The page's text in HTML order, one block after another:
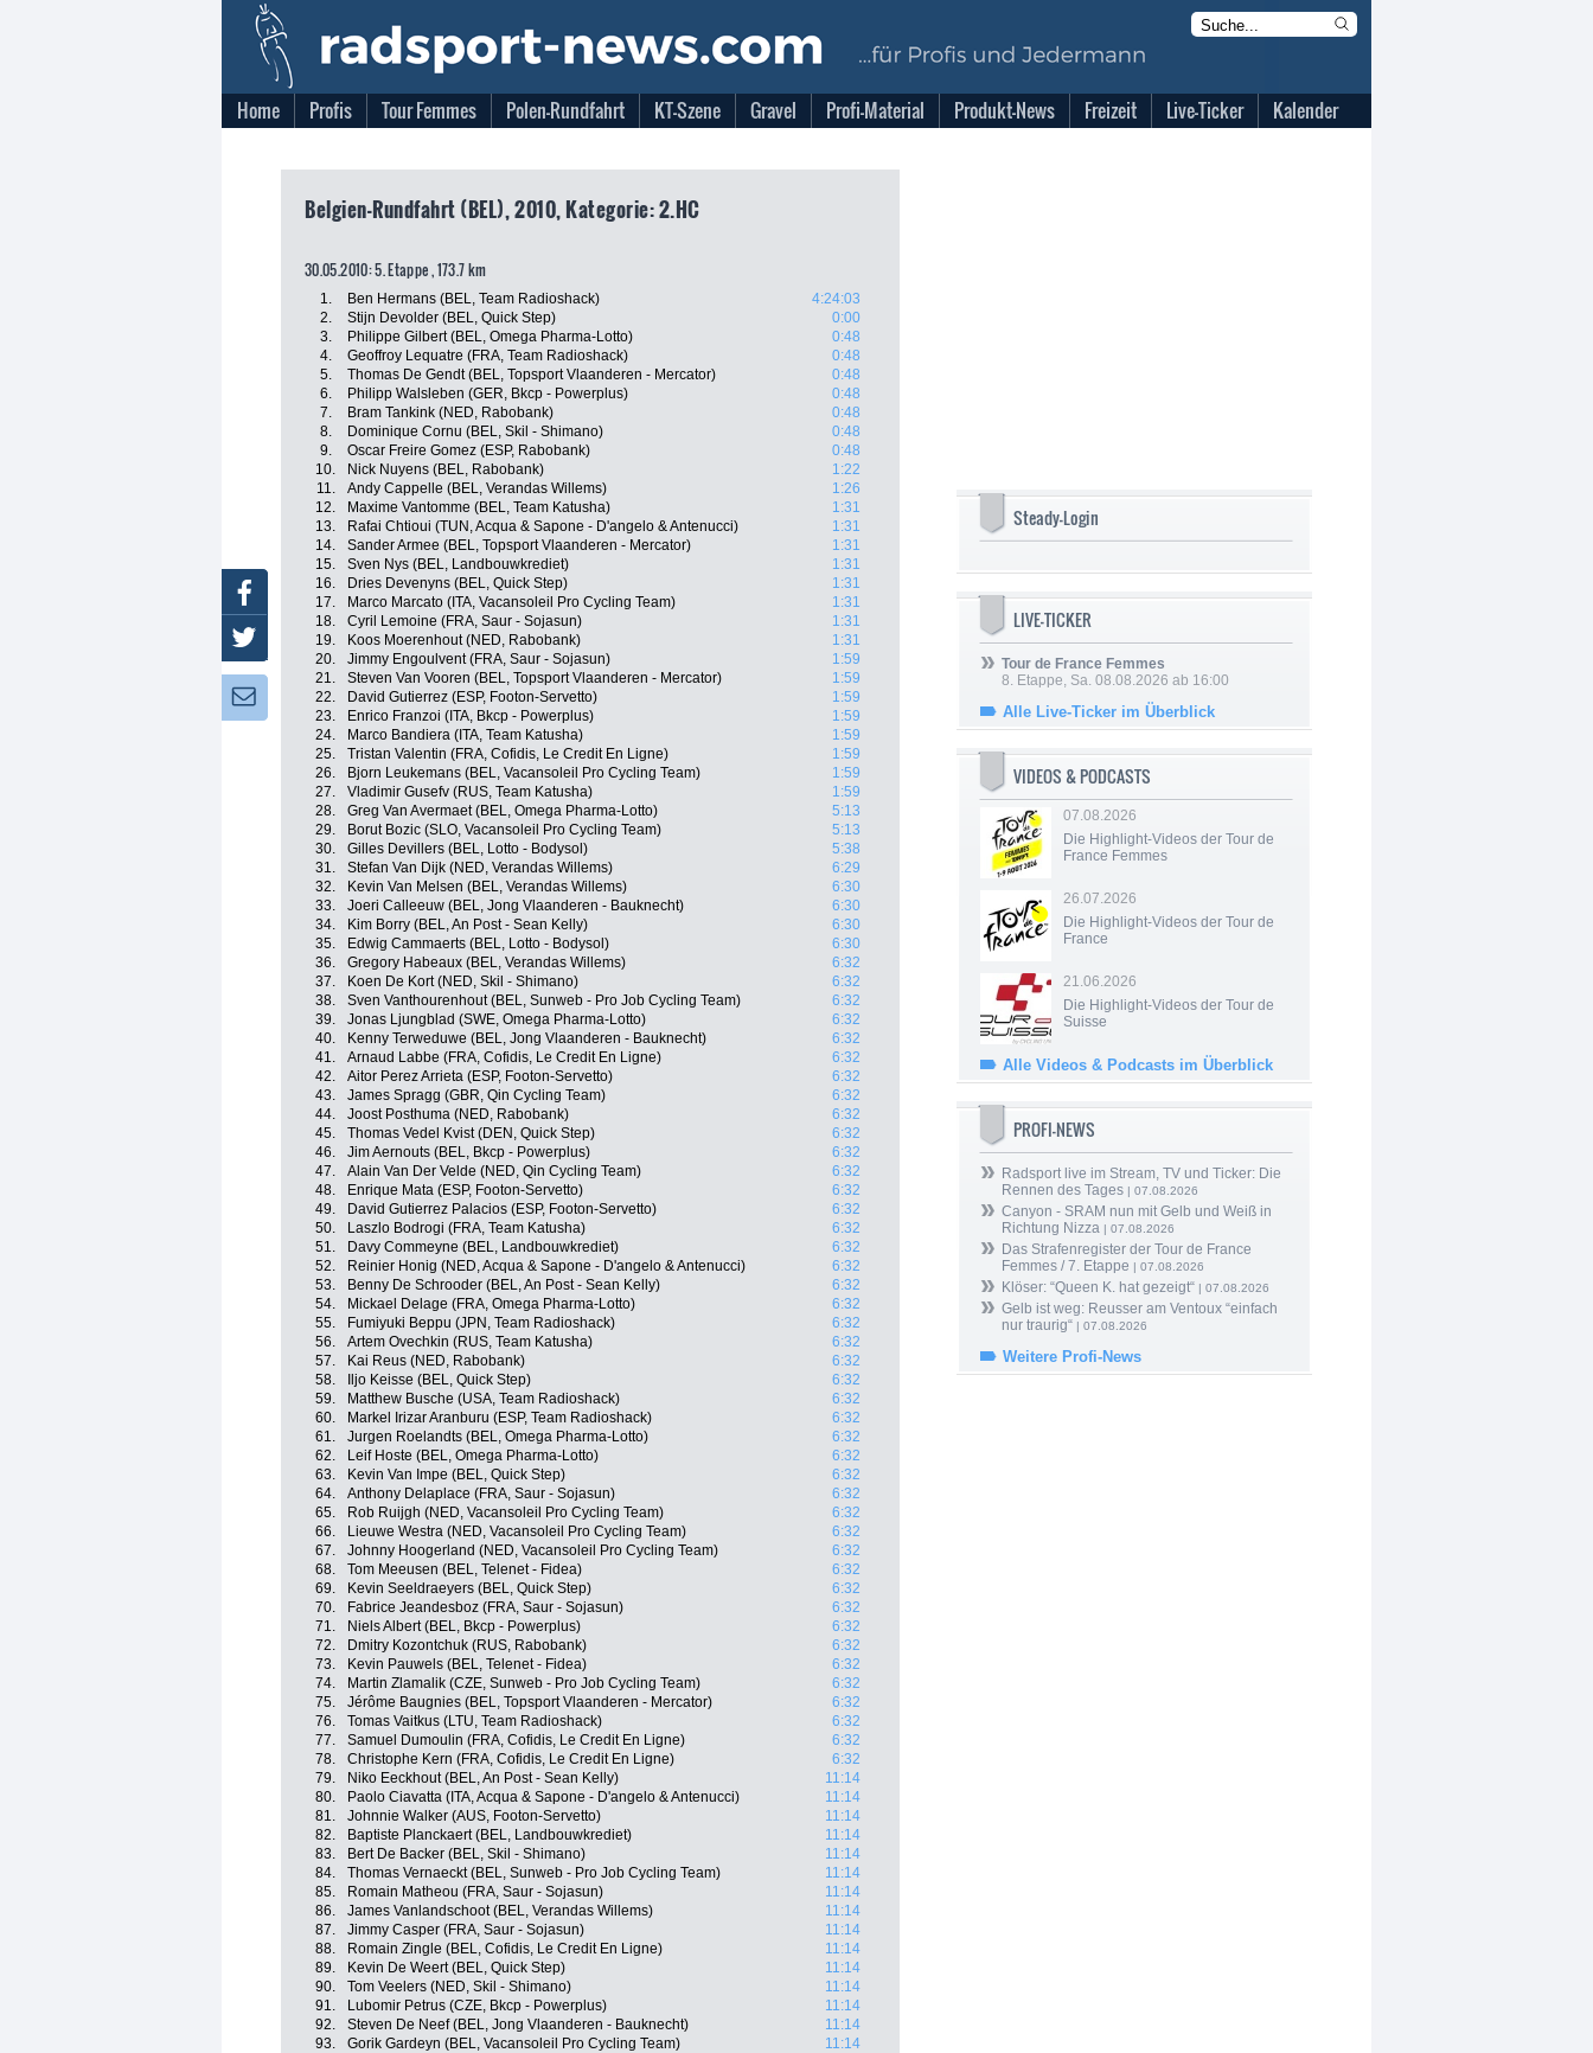
Home Profis Tour Femmes Polen-Rundfahrt KT-Szene Gravel Profi-Material Produkt-News Freizeit Live-Ticker Kalender
Belgien-Rundfahrt (BEL), 2010, Kategorie: 2.HC
30.05.2010: 5. Etappe , 173.7 km
1. Ben Hermans (BEL, Team Radioshack)
4:24:03
2.
Stijn Devolder (BEL, Quick Step)
0:00
3.
Philippe Gilbert (BEL, Omega Pharma-Lotto)
0:48
4.
Geoffroy Lequatre (FRA, Team Radioshack)
0:48
5.
Thomas De Gendt (BEL, Topsport Vlaanderen - Mercator)
0:48
6.
Philipp Walsleben (GER, Bkcp - Powerplus)
0:48
7.
Bram Tankink (NED, Rabobank)
0:48
8.
Dominique Cornu (BEL, Skil - Shimano)
0:48
9.
Oscar Freire Gomez (ESP, Rabobank)
0:48
10.
Nick Nuyens (BEL, Rabobank)
1:22
11.
Andy Cappelle (BEL, Verandas Willems)
1:26
12.
Maxime Vantomme (BEL, Team Katusha)
1:31
13.
Rafai Chtioui (TUN, Acqua & Sapone - D'angelo & Antenucci)
1:31
14.
Sander Armee (BEL, Topsport Vlaanderen - Mercator)
1:31
15.
Sven Nys (BEL, Landbouwkrediet)
1:31
16.
Dries Devenyns (BEL, Quick Step)
1:31
17.
Marco Marcato (ITA, Vacansoleil Pro Cycling Team)
1:31
18.
Cyril Lemoine (FRA, Saur - Sojasun)
1:31
19.
Koos Moerenhout (NED, Rabobank)
1:31
20.
Jimmy Engoulvent (FRA, Saur - Sojasun)
1:59
21.
Steven Van Vooren (BEL, Topsport Vlaanderen - Mercator)
1:59
22.
David Gutierrez (ESP, Footon-Servetto)
1:59
23.
Enrico Franzoi (ITA, Bkcp - Powerplus)
1:59
24.
Marco Bandiera (ITA, Team Katusha)
1:59
25.
Tristan Valentin (FRA, Cofidis, Le Credit En Ligne)
1:59
26.
Bjorn Leukemans (BEL, Vacansoleil Pro Cycling Team)
1:59
27.
Vladimir Gusefv (RUS, Team Katusha)
1:59
28.
Greg Van Avermaet (BEL, Omega Pharma-Lotto)
5:13
29.
Borut Bozic (SLO, Vacansoleil Pro Cycling Team)
5:13
30.
Gilles Devillers (BEL, Lotto - Bodysol)
5:38
31.
Stefan Van Dijk (NED, Verandas Willems)
6:29
32.
Kevin Van Melsen (BEL, Verandas Willems)
6:30
33.
Joeri Calleeuw (BEL, Jong Vlaanderen - Bauknecht)
6:30
34.
Kim Borry (BEL, An Post - Sean Kelly)
6:30
35.
Edwig Cammaerts (BEL, Lotto - Bodysol)
6:30
36.
Gregory Habeaux (BEL, Verandas Willems)
6:32
37.
Koen De Kort (NED, Skil - Shimano)
6:32
38.
Sven Vanthourenhout (BEL, Sunweb - Pro Job Cycling Team)
6:32
39.
Jonas Ljungblad (SWE, Omega Pharma-Lotto)
6:32
40.
Kenny Terweduwe (BEL, Jong Vlaanderen - Bauknecht)
6:32
41.
Arnaud Labbe (FRA, Cofidis, Le Credit En Ligne)
6:32
42.
Aitor Perez Arrieta (ESP, Footon-Servetto)
6:32
43.
James Spragg (GBR, Qin Cycling Team)
6:32
44.
Joost Posthuma (NED, Rabobank)
6:32
45.
Thomas Vedel Kvist (DEN, Quick Step)
6:32
46.
Jim Aernouts (BEL, Bkcp - Powerplus)
6:32
47.
Alain Van Der Velde (NED, Qin Cycling Team)
6:32
48.
Enrique Mata (ESP, Footon-Servetto)
6:32
49.
David Gutierrez Palacios (ESP, Footon-Servetto)
6:32
50.
Laszlo Bodrogi (FRA, Team Katusha)
6:32
51.
Davy Commeyne (BEL, Landbouwkrediet)
6:32
52.
Reinier Honig (NED, Acqua & Sapone - D'angelo & Antenucci)
6:32
53.
Benny De Schrooder (BEL, An Post - Sean Kelly)
6:32
54.
Mickael Delage (FRA, Omega Pharma-Lotto)
6:32
55.
Fumiyuki Beppu (JPN, Team Radioshack)
6:32
56.
Artem Ovechkin (RUS, Team Katusha)
6:32
57.
Kai Reus (NED, Rabobank)
6:32
58.
Iljo Keisse (BEL, Quick Step)
6:32
59.
Matthew Busche (USA, Team Radioshack)
6:32
60.
Markel Irizar Aranburu (ESP, Team Radioshack)
6:32
61.
Jurgen Roelandts (BEL, Omega Pharma-Lotto)
6:32
62.
Leif Hoste (BEL, Omega Pharma-Lotto)
6:32
63.
Kevin Van Impe (BEL, Quick Step)
6:32
64.
Anthony Delaplace (FRA, Saur - Sojasun)
6:32
65.
Rob Ruijgh (NED, Vacansoleil Pro Cycling Team)
6:32
66.
Lieuwe Westra (NED, Vacansoleil Pro Cycling Team)
6:32
67.
Johnny Hoogerland (NED, Vacansoleil Pro Cycling Team)
6:32
68.
Tom Meeusen (BEL, Telenet - Fidea)
6:32
69.
Kevin Seeldraeyers (BEL, Quick Step)
6:32
70.
Fabrice Jeandesboz (FRA, Saur - Sojasun)
6:32
71.
Niels Albert (BEL, Bkcp - Powerplus)
6:32
72.
Dmitry Kozontchuk (RUS, Rabobank)
6:32
73.
Kevin Pauwels (BEL, Telenet - Fidea)
6:32
74.
Martin Zlamalik (CZE, Sunweb - Pro Job Cycling Team)
6:32
75.
Jérôme Baugnies (BEL, Topsport Vlaanderen - Mercator)
6:32
76.
Tomas Vaitkus (LTU, Team Radioshack)
6:32
77.
Samuel Dumoulin (FRA, Cofidis, Le Credit En Ligne)
6:32
78.
Christophe Kern (FRA, Cofidis, Le Credit En Ligne)
6:32
79.
Niko Eeckhout (BEL, An Post - Sean Kelly)
11:14
80.
Paolo Ciavatta (ITA, Acqua & Sapone - D'angelo & Antenucci)
11:14
81.
Johnnie Walker (AUS, Footon-Servetto)
11:14
82.
Baptiste Planckaert (BEL, Landbouwkrediet)
11:14
83.
Bert De Backer (BEL, Skil - Shimano)
11:14
84.
Thomas Vernaeckt (BEL, Sunweb - Pro Job Cycling Team)
11:14
85.
Romain Matheou (FRA, Saur - Sojasun)
11:14
86.
James Vanlandschoot (BEL, Verandas Willems)
11:14
87.
Jimmy Casper (FRA, Saur - Sojasun)
11:14
88.
Romain Zingle (BEL, Cofidis, Le Credit En Ligne)
11:14
89.
Kevin De Weert (BEL, Quick Step)
11:14
90.
Tom Veelers (NED, Skil - Shimano)
11:14
91.
Lubomir Petrus (CZE, Bkcp - Powerplus)
11:14
92.
Steven De Neef (BEL, Jong Vlaanderen - Bauknecht)
11:14
93.
Gorik Gardeyn (BEL, Vacansoleil Pro Cycling Team)
11:14
Steady-Login
LIVE-TICKER
Tour de France Femmes
8. Etappe, Sa. 08.08.2026 ab 16:00
Alle Live-Ticker im Überblick
VIDEOS & PODCASTS
07.08.2026
Die Highlight-Videos der Tour de
France Femmes
26.07.2026
Die Highlight-Videos der Tour de
France
21.06.2026
Die Highlight-Videos der Tour de
Suisse
Alle Videos & Podcasts im Überblick
PROFI-NEWS
Radsport live im Stream, TV und Ticker: Die
Rennen des Tages | 07.08.2026
Canyon - SRAM nun mit Gelb und Weiß in
Richtung Nizza | 07.08.2026
Das Strafenregister der Tour de France
Femmes / 7. Etappe | 07.08.2026
Klöser: “Queen K. hat gezeigt“ | 07.08.2026
Gelb ist weg: Reusser am Ventoux “einfach
nur traurig“ | 07.08.2026
Weitere Profi-News
Facebook
Twitter
Newsletter: